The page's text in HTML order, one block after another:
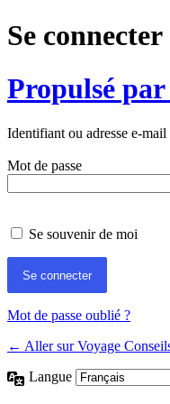
Se connecter
Propulsé
Identifiant ou adresse e-mail
Mot de passe
Se souvenir de moi
Mot de passe oublié ?
← Aller sur Voyage
Langue